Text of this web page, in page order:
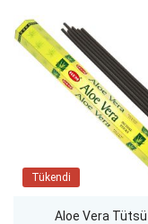
Tükendi
Aloe Vera Tütsü